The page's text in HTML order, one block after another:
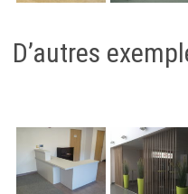
D’autres